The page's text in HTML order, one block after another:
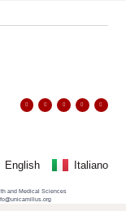
English Italiano
and Medical Sciences